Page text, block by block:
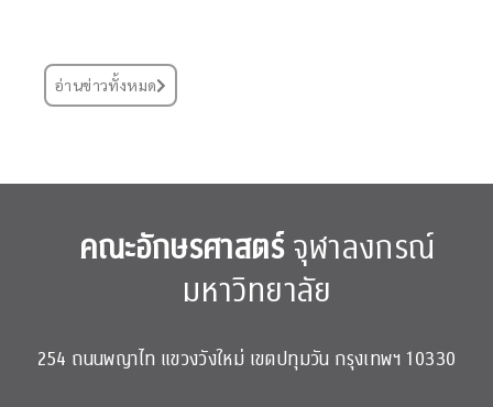
อ่านข่าวทั้งหมด
คณะอักษรศาสตร์จุฬาลงกรณ์
มหาวิทยาลัย
254 ถนนพญาไท แขวงวังใหม่ เขตปทุมวัน กรุงเทพฯ 10330